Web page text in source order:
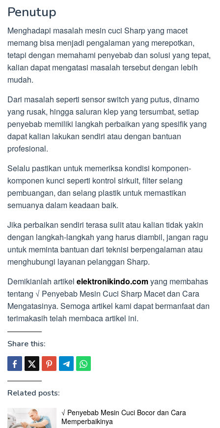
Penutup
Menghadapi masalah mesin cuci Sharp yang macet
memang bisa menjadi pengalaman yang merepotkan,
tetapi dengan memahami penyebab dan solusi yang tepat,
kalian dapat mengatasi masalah tersebut dengan lebih
mudah.
Dari masalah seperti sensor switch yang putus, dinamo
yang rusak, hingga saluran klep yang tersumbat, setiap
penyebab memiliki langkah perbaikan yang spesifik yang
dapat kalian lakukan sendiri atau dengan bantuan
profesional.
Selalu pastikan untuk memeriksa kondisi komponen-
komponen kunci seperti kontrol sirkuit, filter selang
pembuangan, dan selang plastik untuk memastikan
semuanya dalam keadaan baik.
Jika perbaikan sendiri terasa sulit atau kalian tidak yakin
dengan langkah-langkah yang harus diambil, jangan ragu
untuk meminta bantuan dari teknisi berpengalaman atau
menghubungi layanan pelanggan Sharp.
Demikianlah artikel elektronikindo.comyang membahas
tentang √ Penyebab Mesin Cuci Sharp Macet dan Cara
Mengatasinya. Semoga artikel kami dapat bermanfaat dan
terimakasih telah membaca artikel ini.
Share this:
Related posts:
√ Penyebab Mesin Cuci Bocor dan Cara
Memperbaikinya